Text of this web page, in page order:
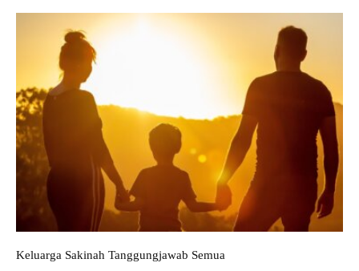
Keluarga Sakinah Tanggungjawab Semua